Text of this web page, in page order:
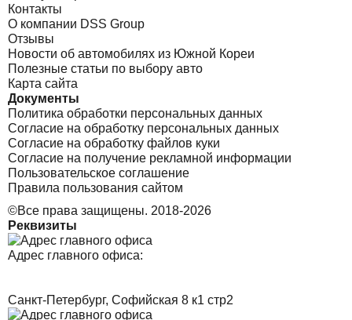
Контакты
О компании DSS Group
Отзывы
Новости об автомобилях из Южной Кореи
Полезные статьи по выбору авто
Карта сайта
Документы
Политика обработки персональных данных
Согласие на обработку персональных данных
Согласие на обработку файлов куки
Согласие на получение рекламной информации
Пользовательское соглашение
Правила пользования сайтом
©Все права защищены. 2018-2026
Реквизиты
Адрес главного офиса:
Санкт-Петербург, Софийская 8 к1 стр2